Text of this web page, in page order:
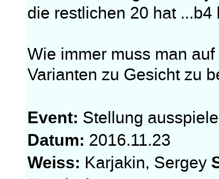
die restlichen 20 hat ...b4
Wie immer muss man
Varianten zu Gesicht zu
Event: Stellung
Datum: 2016.11.23
Weiss: Karjakin, Sergey